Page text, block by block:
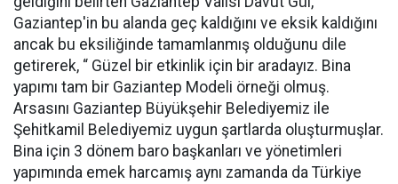
Gaziantep'in bu alanda geç kaldığını ve eksik kaldığını
ancak bu eksiliğinde tamamlanmış olduğunu dile
getirerek, “ Güzel bir etkinlik için bir aradayız. Bina
yapımı tam bir Gaziantep Modeli örneği olmuş.
Arsasını Gaziantep Büyükşehir Belediyemiz ile
Şehitkamil Belediyemiz uygun şartlarda oluşturmuşlar.
Bina için 3 dönem baro başkanları ve yönetimleri
yapımında emek harcamış aynı zamanda da Türkiye